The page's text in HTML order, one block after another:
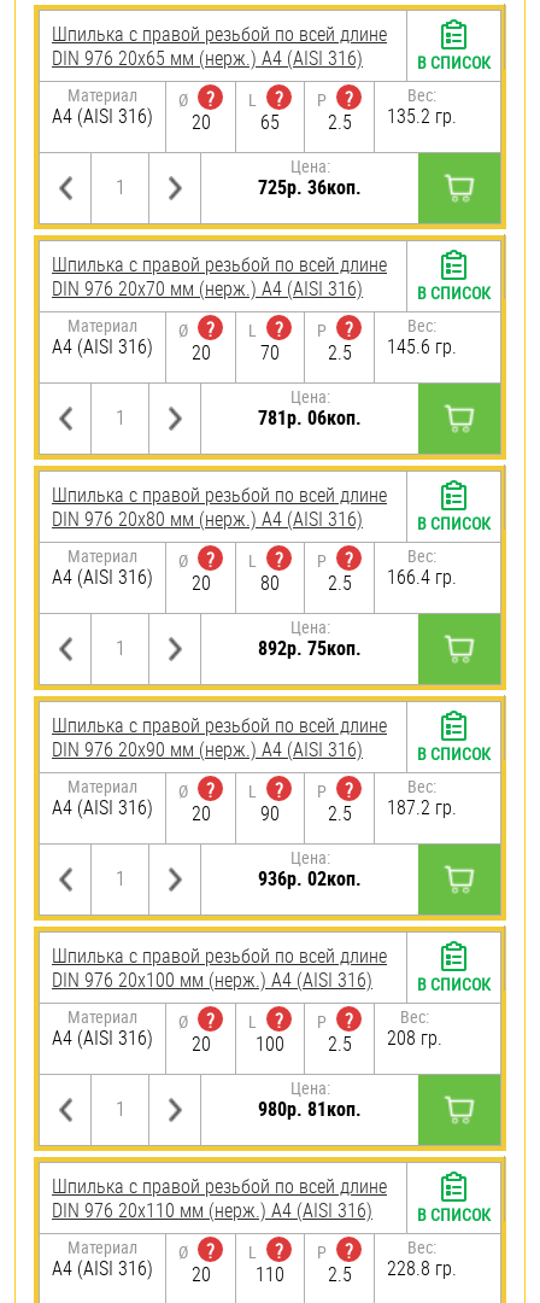
Шпилька с правой резьбой по всей длине
DIN 976 20х65 мм (нерж.) A4 (AISI 316)
Материал
A4 (AISI 316)
Ø
?
20
L
?
65
P
?
2.5
Вес:
135.2 гр.
Цена:
725р. 36коп.
В СПИСОК
Шпилька с правой резьбой по всей длине
DIN 976 20х70 мм (нерж.) A4 (AISI 316)
Материал
A4 (AISI 316)
Ø
?
20
L
?
70
P
?
2.5
Вес:
145.6 гр.
Цена:
781р. 06коп.
В СПИСОК
Шпилька с правой резьбой по всей длине
DIN 976 20х80 мм (нерж.) A4 (AISI 316)
Материал
A4 (AISI 316)
Ø
?
20
L
?
80
P
?
2.5
Вес:
166.4 гр.
Цена:
892р. 75коп.
В СПИСОК
Шпилька с правой резьбой по всей длине
DIN 976 20х90 мм (нерж.) A4 (AISI 316)
Материал
A4 (AISI 316)
Ø
?
20
L
?
90
P
?
2.5
Вес:
187.2 гр.
Цена:
936р. 02коп.
В СПИСОК
Шпилька с правой резьбой по всей длине
DIN 976 20х100 мм (нерж.) A4 (AISI 316)
Материал
A4 (AISI 316)
Ø
?
20
L
?
100
P
?
2.5
Вес:
208 гр.
Цена:
980р. 81коп.
В СПИСОК
Шпилька с правой резьбой по всей длине
DIN 976 20х110 мм (нерж.) A4 (AISI 316)
Материал
A4 (AISI 316)
Ø
?
20
L
?
110
P
?
2.5
Вес:
228.8 гр.
В СПИСОК